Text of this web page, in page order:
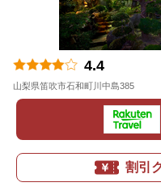
4.4
山梨県笛吹市石和町川中島385
割引